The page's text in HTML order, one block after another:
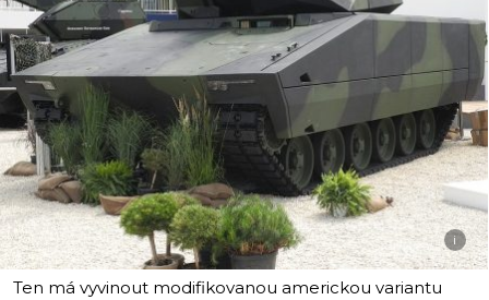
i
Ten má vyvinout modifikovanou americkou variantu